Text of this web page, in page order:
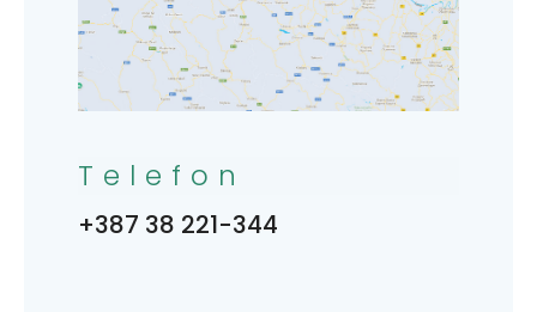
Telefon
+387 38 221-344